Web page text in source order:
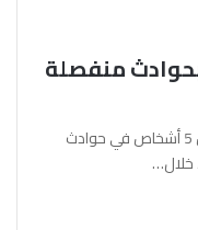
بحوادث منفصلة
آفرين علو ـ xeber24.net قُتل ما لا يقل عن 5 أشخاص في حوادث
خلال…